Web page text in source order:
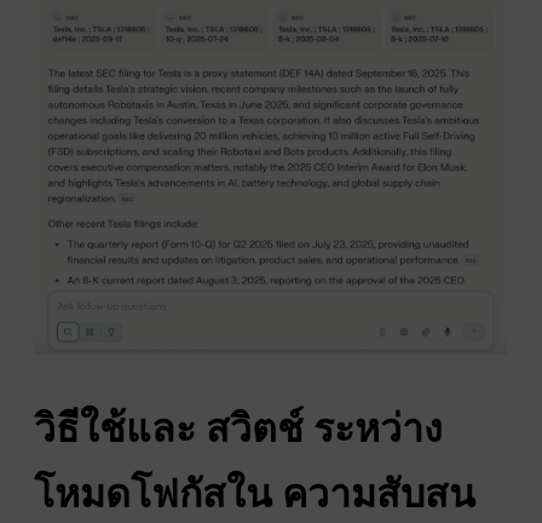
วิธีใช้และ สวิตช์ ระหว่าง
โหมดโฟกัสใน ความสับสน